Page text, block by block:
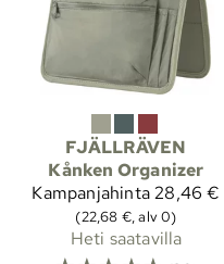
FJÄLLRÄVEN
Kånken Organizer
Kampanjahinta28,46 €
(22,68 €, alv 0)
Heti saatavilla